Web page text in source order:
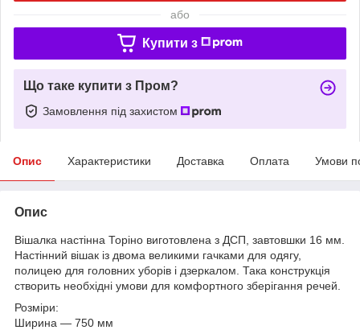
або
Купити з
Що таке купити з Пром?
Замовлення під захистом
Опис Характеристики Доставка Оплата Умови
Опис
Вішалка настінна Торіно виготовлена з ДСП, завтовшки 16 мм.
Настінний вішак із двома великими гачками для одягу,
полицею для головних уборів і дзеркалом. Така конструкція
створить необхідні умови для комфортного зберігання речей.
Розміри:
Ширина — 750 мм